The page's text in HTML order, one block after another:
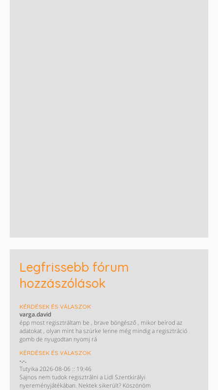
Legfrissebb fórum
hozzászólások
KÉRDÉSEK ÉS VÁLASZOK
varga.david
épp most regisztráltam be , brave böngésző , mikor beírod az
adatokat , olyan mint ha szürke lenne még mindig a regisztráció
gomb de nyugodtan nyomj rá
KÉRDÉSEK ÉS VÁLASZOK
-.-.
Tutyika 2026-08-06 :: 19:46
Sajnos nem tudok regisztrálni a Lidl Szentkirályi
nyereményjátékában. Nektek sikerült? Köszönöm